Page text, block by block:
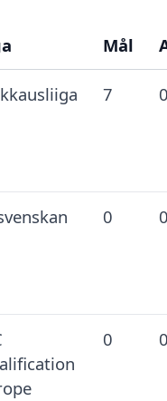
Mål
7
0
0